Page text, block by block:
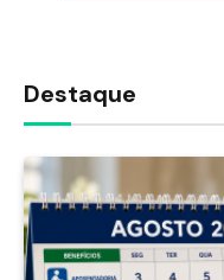
Destaque